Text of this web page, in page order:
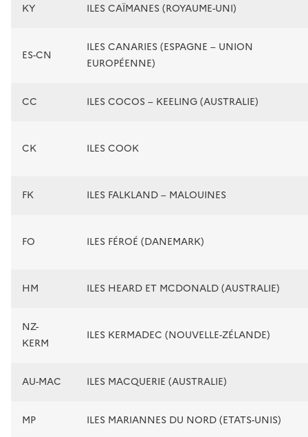
KY ILES CAÏMANES (ROYAUME-UNI)
ES-CN
ILES CANARIES (ESPAGNE – UNION
EUROPÉENNE)
CC ILES COCOS – KEELING (AUSTRALIE)
CK ILES COOK
FK ILES FALKLAND – MALOUINES
FO ILES FÉROÉ (DANEMARK)
HM ILES HEARD ET MCDONALD (AUSTRALIE)
NZ-
KERM
ILES KERMADEC (NOUVELLE-ZÉLANDE)
AU-MAC ILES MACQUERIE (AUSTRALIE)
MP ILES MARIANNES DU NORD (ETATS-UNIS)